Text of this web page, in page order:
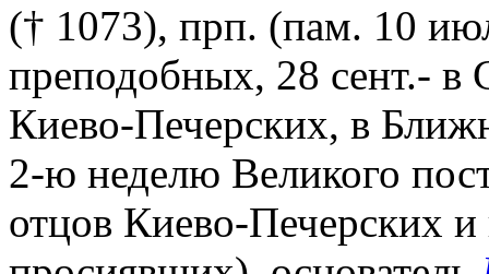
(† 1073), прп. (пам. 10
преподобных, 28 сент.- в
Киево-Печерских, в
2-ю неделю Великого
отцов Киево-Печерских